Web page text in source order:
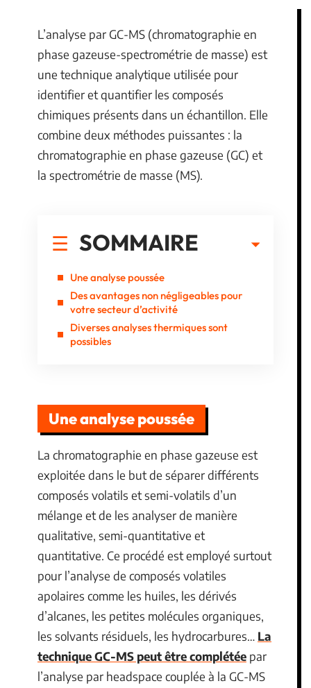
L’analyse par GC-MS (chromatographie en
phase gazeuse-spectrométrie de masse) est
une technique analytique utilisée pour
identifier et quantifier les composés
chimiques présents dans un échantillon. Elle
combine deux méthodes puissantes : la
chromatographie en phase gazeuse (GC) et
la spectrométrie de masse (MS).
SOMMAIRE
Une analyse poussée
Des avantages non négligeables pour
votre secteur d’activité
Diverses analyses thermiques sont
possibles
Une analyse poussée
La chromatographie en phase gazeuse est
exploitée dans le but de séparer différents
composés volatils et semi-volatils d’un
mélange et de les analyser de manière
qualitative, semi-quantitative et
quantitative. Ce procédé est employé surtout
pour l’analyse de composés volatiles
apolaires comme les huiles, les dérivés
d’alcanes, les petites molécules organiques,
les solvants résiduels, les hydrocarbures… La
technique GC-MS peut être complétée par
l’analyse par headspace couplée à la GC-MS